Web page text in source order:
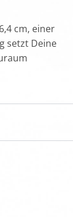
cm, einer
setzt Deine